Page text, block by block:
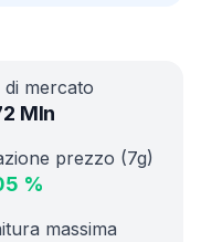
di mercato
Mln
prezzo (7g)
%
massima